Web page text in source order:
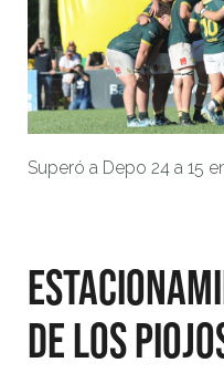
Superó a Depo 24 a 15
de Los